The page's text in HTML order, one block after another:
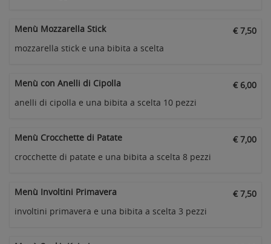
Menù Mozzarella Stick
€ 7,50
mozzarella stick e una bibita a scelta
Menù con Anelli di Cipolla
€ 6,00
anelli di cipolla e una bibita a scelta 10 pezzi
Menù Crocchette di Patate
€ 7,00
crocchette di patate e una bibita a scelta 8 pezzi
Menù Involtini Primavera
€ 7,50
involtini primavera e una bibita a scelta 3 pezzi